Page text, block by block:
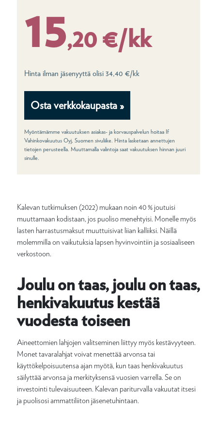
15,20 €/kk
Hinta ilman jäsenyyttä olisi 34,40 €/kk
Osta verkkokaupasta »
Myöntämämme vakuutuksen asiakas- ja korvauspalvelun hoitaa If
Vahinkovakuutus Oyj, Suomen sivuliike. Hinta lasketaan annettujen
tietojen perusteella. Muuttamalla valintoja saat vakuutuksen hinnan juuri
sinulle.
Kalevan tutkimuksen (2022) mukaan noin 40 % joutuisi
muuttamaan kodistaan, jos puoliso menehtyisi. Monelle myös
lasten harrastusmaksut muuttuisivat liian kalliiksi. Näillä
molemmilla on vaikutuksia lapsen hyvinvointiin ja sosiaaliseen
verkostoon.
Joulu on taas, joulu on taas,
henkivakuutus kestää
vuodesta toiseen
Aineettomien lahjojen valitseminen liittyy myös kestävyyteen.
Monet tavaralahjat voivat menettää arvonsa tai
käyttökelpoisuutensa ajan myötä, kun taas henkivakuutus
säilyttää arvonsa ja merkityksensä vuosien varrella. Se on
investointi tulevaisuuteen. Kalevan pariturvalla vakuutat itsesi
ja puolisosi ammattiliiton jäsenetuhintaan.